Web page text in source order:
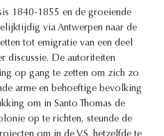
1840-1855 en de groeiende
via Antwerpen naar de
tot emigratie van een deel
discussie. De autoriteiten
op gang te zetten om zich zo
arme en behoeftige bevolking
om in Santo Thomas de
op te richten, steunde de